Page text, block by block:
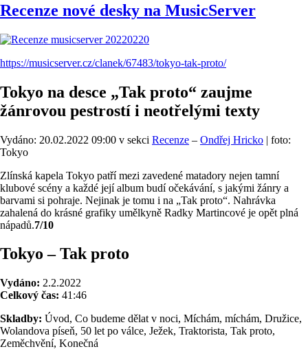
Recenze nové desky na MusicServer
https://musicserver.cz/clanek/67483/tokyo-tak-proto/
Tokyo na desce „Tak proto“ zaujme
žánrovou pestrostí i neotřelými texty
Vydáno: 20.02.2022 09:00 v sekci Recenze – Ondřej Hricko | foto:
Tokyo
Zlínská kapela Tokyo patří mezi zavedené matadory nejen tamní
klubové scény a každé její album budí očekávání, s jakými žánry a
barvami si pohraje. Nejinak je tomu i na „Tak proto“. Nahrávka
zahalená do krásné grafiky umělkyně Radky Martincové je opět plná
nápadů.7/10
Tokyo – Tak proto
Vydáno: 2.2.2022
Celkový čas: 41:46
Skladby: Úvod, Co budeme dělat v noci, Míchám, míchám, Družice,
Wolandova píseň, 50 let po válce, Ježek, Traktorista, Tak proto,
Zeměchvění, Konečná